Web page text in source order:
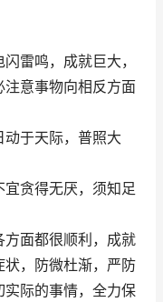
雷鸣，成就巨大，
意事物向相反方面
于天际，普照大
贪得无厌，须知足
面都很顺利，成就
，防微杜渐，严防
际的事情，全力保